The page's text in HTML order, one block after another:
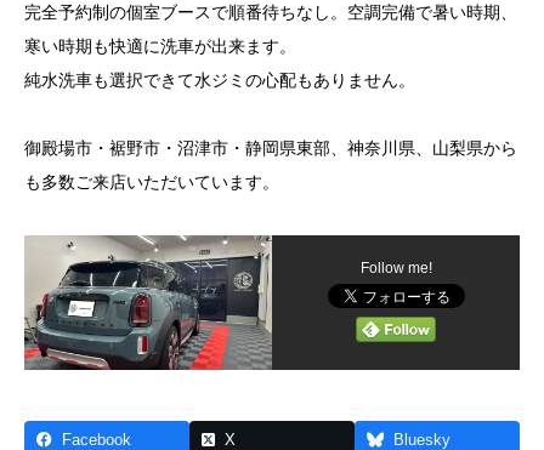
完全予約制の個室ブースで順番待ちなし。空調完備で暑い時期、
寒い時期も快適に洗車が出来ます。
純水洗車も選択できて水ジミの心配もありません。
御殿場市・裾野市・沼津市・静岡県東部、神奈川県、山梨県から
も多数ご来店いただいています。
Follow me!
Facebook X Bluesky